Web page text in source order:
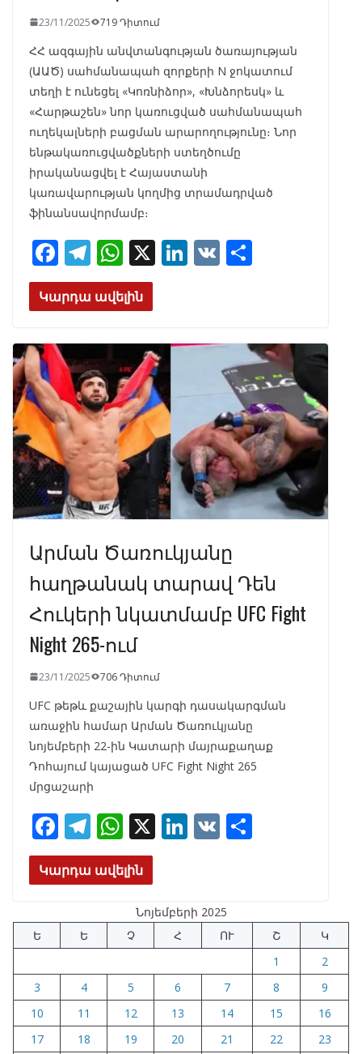
23/11/2025 719 Դիտում
ՀՀ ազգային անվտանգության ծառայության
(ԱԱԾ) սահմանապահ զորքերի N ջոկատում
տեղի է ունեցել «Կոռնիձոր», «Խնձորեսկ» և
«Հարթաշեն» նոր կառուցված սահմանապահ
ուղեկալների բացման արարողությունը։ Նոր
ենթակառուցվածքների ստեղծումը
իրականացվել է Հայաստանի
կառավարության կողմից տրամադրված
ֆինանսավորմամբ։
F
ac
e
o
o
k
T
el
e
a
m
W
h
at
A
p
p
X Li
dI
V
Կարդա ավելին
Արման Ծառուկյանը
հաղթանակ տարավ Դեն
Հուկերի նկատմամբ UFC Fight
Night 265-ում
23/11/2025 706 Դիտում
UFC թեթև քաշային կարգի դասակարգման
առաջին համար Արման Ծառուկյանը
նոյեմբերի 22-ին Կատարի մայրաքաղաք
Դոհայում կայացած UFC Fight Night 265
մրցաշարի
F
ac
e
o
o
k
T
el
e
a
m
W
h
at
A
p
p
X Li
e
dI
n
V
Կարդա ավելին
Նոյեմբերի 2025
Ե
Ե Չ Հ ՈՒ Շ
Կ
1
2
3
4 5 6 7 8
9
10
11 12 13 14 15
16
17
18 19 20 21 22
23